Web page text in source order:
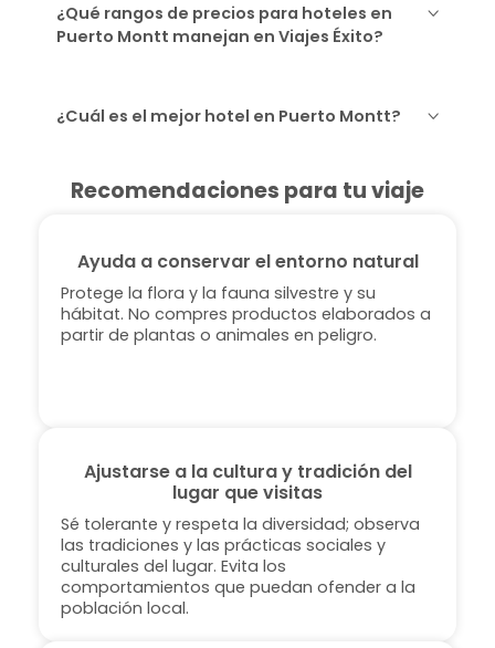
¿Qué rangos de precios para hoteles en
Puerto Montt manejan en Viajes Éxito?
¿Cuál es el mejor hotel en Puerto Montt?
Recomendaciones para tu viaje
Ayuda a conservar el entorno natural
Protege la flora y la fauna silvestre y su
hábitat. No compres productos elaborados a
partir de plantas o animales en peligro.
Ajustarse a la cultura y tradición del
lugar que visitas
Sé tolerante y respeta la diversidad; observa
las tradiciones y las prácticas sociales y
culturales del lugar. Evita los
comportamientos que puedan ofender a la
población local.